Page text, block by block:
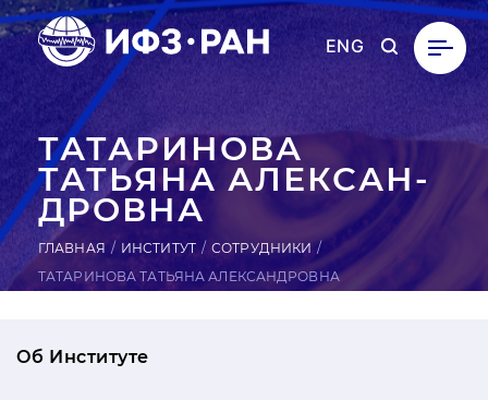
ENG
ТА­ТАРИ­НОВА
ТАТЬЯНА АЛЕК­САН­
ДРОВ­НА
ГЛАВНАЯ ИНСТИТУТ
СОТРУДНИКИ
ТАТАРИНОВА ТАТЬЯНА АЛЕКСАНДРОВНА
Об Институте